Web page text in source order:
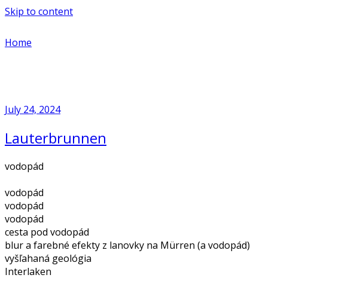
Skip to content
Home
July 24, 2024
Lauterbrunnen
vodopád
vodopád
vodopád
vodopád
cesta pod vodopád
blur a farebné efekty z lanovky na Mürren (a vodopád)
vyšľahaná geológia
Interlaken